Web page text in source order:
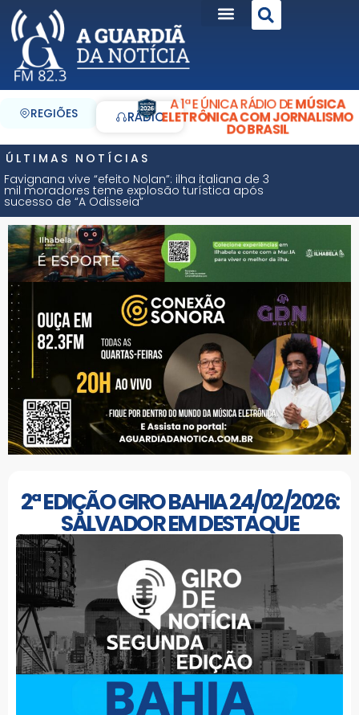
REGIÕES RÁDIO
A 1ª E ÚNICA RÁDIO DEMÚSICA
ELETRÔNICA COM JORNALISMO
DO BRASIL
ÚLTIMAS NOTÍCIAS
Favignana vive “efeito Nolan”: ilha italiana de 3
mil moradores teme explosão turística após
sucesso de “A Odisseia”
2ª EDIÇÃO GIRO BAHIA 24/02/2026:
SALVADOR EM DESTAQUE